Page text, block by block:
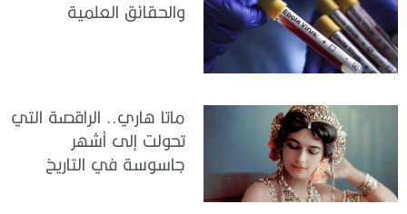
والحقائق العلمية
ماتا هاري.. الراقصة التي
تحولت إلى أشهر
جاسوسة في التاريخ